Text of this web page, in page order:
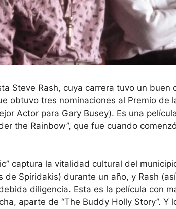
Steve Rash, cuya carrera tuvo un buen
obtuvo tres nominaciones al Premio de
Actor para Gary Busey). Es una
the Rainbow”, que fue cuando
captura la vitalidad cultural del
Spiridakis) durante un año, y Rash
diligencia. Esta es la película con
aparte de “The Buddy Holly Story”. Y